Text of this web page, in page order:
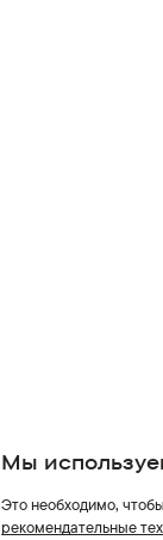
Мы
Это необходимо,
рекомендательные